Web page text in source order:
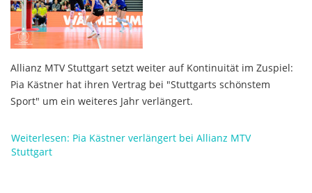
Allianz MTV Stuttgart setzt weiter auf Kontinuität im Zuspiel:
Pia Kästner hat ihren Vertrag bei "Stuttgarts schönstem
Sport" um ein weiteres Jahr verlängert.
Weiterlesen: Pia Kästner verlängert bei Allianz MTV
Stuttgart